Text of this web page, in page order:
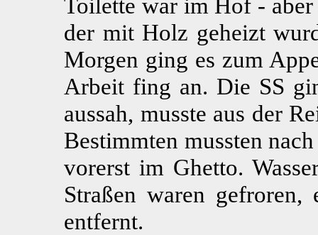
Toilette war im Hof - aber
der mit Holz geheizt
Morgen ging es zum
Arbeit fing an. Die SS
aussah, musste aus der
Bestimmten mussten
vorerst im Ghetto.
Straßen waren gefroren,
entfernt.